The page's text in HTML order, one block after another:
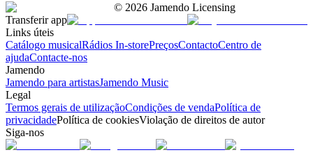
© 2026 Jamendo Licensing
Transferir app
Links úteis
Catálogo musicalRádios In-storePreçosContactoCentro de
ajudaContacte-nos
Jamendo
Jamendo para artistasJamendo Music
Legal
Termos gerais de utilizaçãoCondições de vendaPolítica de
privacidadePolítica de cookiesViolação de direitos de autor
Siga-nos